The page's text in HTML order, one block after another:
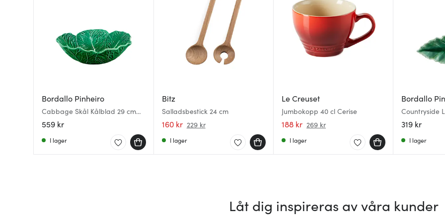
Bordallo Pinheiro
Cabbage Skål Kålblad 29 cm
Grön
559 kr
I lager
Bitz
Salladsbestick 24 cm
160 kr 229 kr
I lager
Le Creuset
Jumbokopp 40 cl Cerise
188 kr 269 kr
I lager
Bordallo
Countryside
Trollslända
319 kr
I lager
Låt dig inspireras av våra kunder